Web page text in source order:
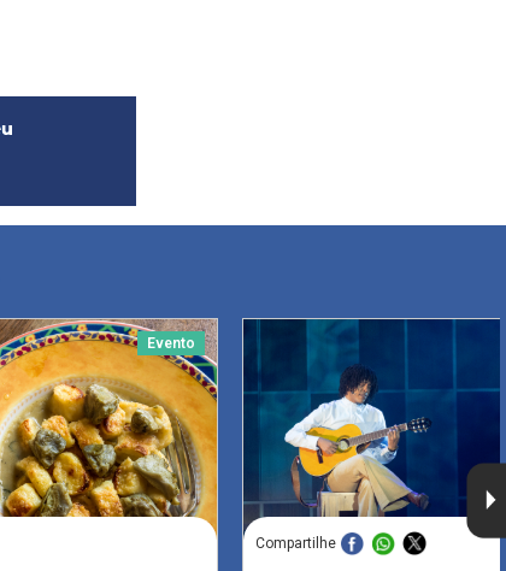
Evento
Compartilhe